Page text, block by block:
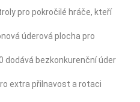
pro pokročilé hráče, kteří
úderová plocha pro
dodává bezkonkurenční úder
extra přilnavost a rotaci